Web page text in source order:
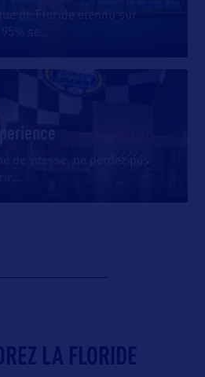
de Floride étendu sur
de vitesse, ne perdez pas
LA FLORIDE